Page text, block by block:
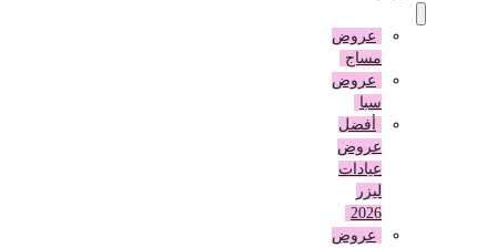
عروض
مساج
عروض
أفضل
عروض
عيادات
عروض